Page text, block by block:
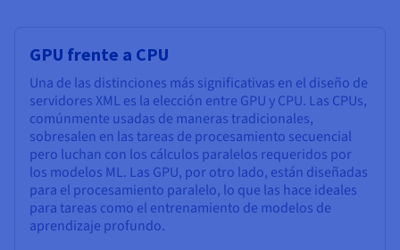
GPU frente a CPU
Una de las distinciones más significativas en el diseño de
servidores XML es la elección entre GPU y CPU. Las CPUs,
comúnmente usadas de maneras tradicionales,
sobresalen en las tareas de procesamiento secuencial
pero luchan con los cálculos paralelos requeridos por
los modelos ML. Las GPU, por otro lado, están diseñadas
para el procesamiento paralelo, lo que las hace ideales
para tareas como el entrenamiento de modelos de
aprendizaje profundo.